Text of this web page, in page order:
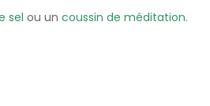
sel ou un coussin de méditation.